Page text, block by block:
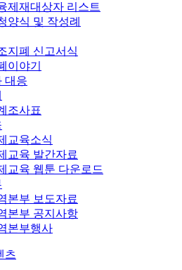
제재대상자 리스트
양식 및 작성례
지폐 신고서식
이야기
대응
조사표
교육소식
교육 발간자료
교육 웹툰 다운로드
본부 보도자료
본부 공지사항
본부행사
츠